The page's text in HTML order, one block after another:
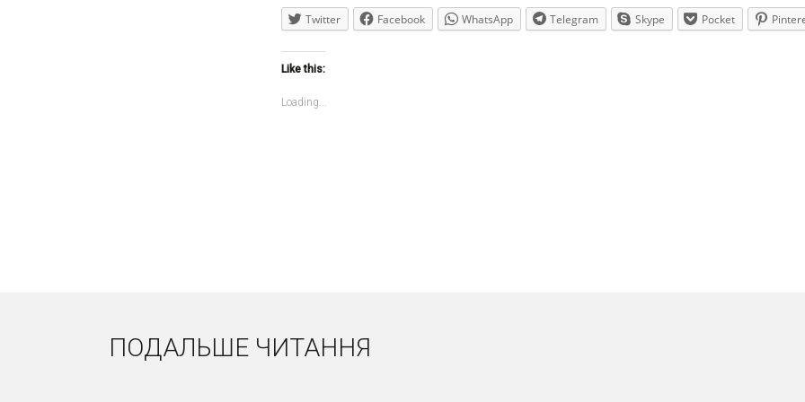
Twitter Facebook WhatsApp Telegram Skype Pocket
Like this:
Loading...
ПОДАЛЬШЕ ЧИТАННЯ